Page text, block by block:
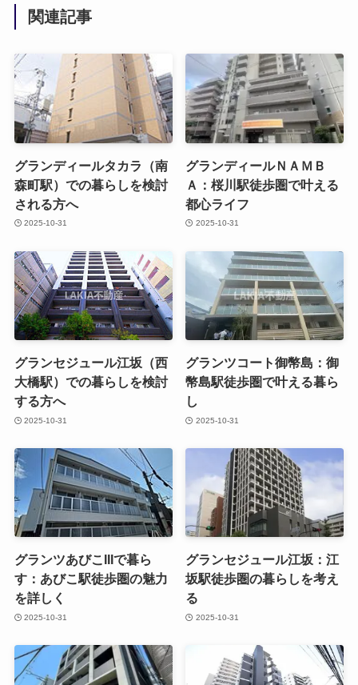
関連記事
グランディールタカラ（南
森町駅）での暮らしを検討
される方へ
2025-10-31
グランディールＮＡＭＢ
Ａ：桜川駅徒歩圏で叶える
都心ライフ
2025-10-31
グランセジュール江坂（西
大橋駅）での暮らしを検討
する方へ
2025-10-31
グランツコート御幣島：御
幣島駅徒歩圏で叶える暮ら
し
2025-10-31
グランツあびこIIIで暮ら
す：あびこ駅徒歩圏の魅力
を詳しく
2025-10-31
グランセジュール江坂：江
坂駅徒歩圏の暮らしを考え
る
2025-10-31